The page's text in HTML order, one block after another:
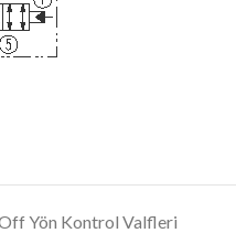
Yön Kontrol Valfleri